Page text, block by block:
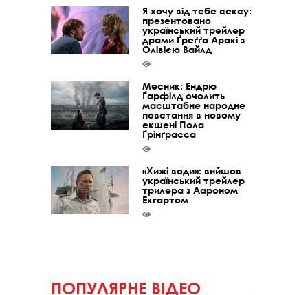
Я хочу від тебе сексу:
презентовано
український трейлер
драми Ґреґґа Аракі з
Олівією Вайлд
Месник: Ендрю
Ґарфілд очолить
масштабне народне
повстання в новому
екшені Пола
Ґрінґрасса
«Хижі води»: вийшов
український трейлер
трилера з Аароном
Екгартом
ПОПУЛЯРНЕ ВІДЕО